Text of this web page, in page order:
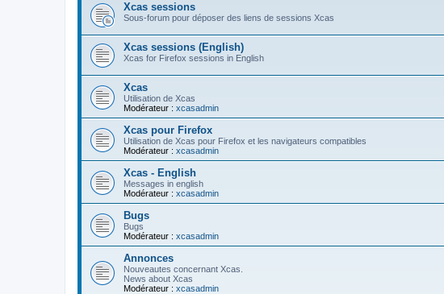
Xcas sessions
Sous-forum pour déposer des liens de sessions Xcas
Xcas sessions (English)
Xcas for Firefox sessions in English
Xcas
Utilisation de Xcas
Modérateur : xcasadmin
Xcas pour Firefox
Utilisation de Xcas pour Firefox et les navigateurs compatibles
Modérateur : xcasadmin
Xcas - English
Messages in english
Modérateur : xcasadmin
Bugs
Bugs
Modérateur : xcasadmin
Annonces
Nouveautes concernant Xcas.
News about Xcas
Modérateur : xcasadmin